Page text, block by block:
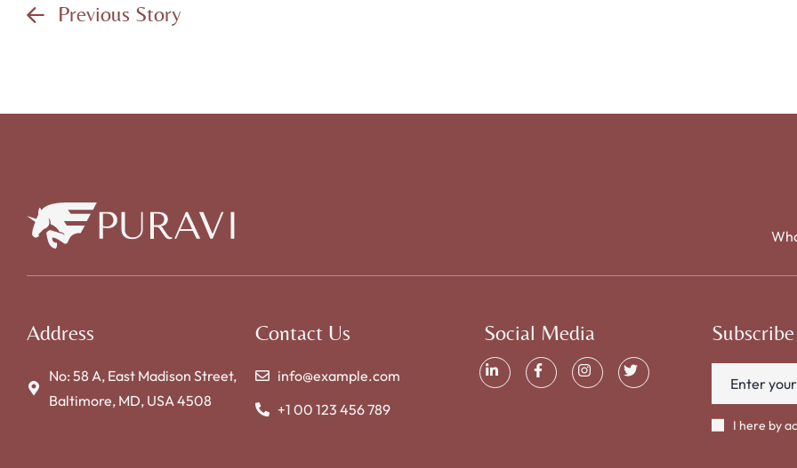
Previous Story
Address
No: 58 A, East Madison Street,
Baltimore, MD, USA 4508
Contact Us
info@example.com
+1 00 123 456 789
Social Media
I here by